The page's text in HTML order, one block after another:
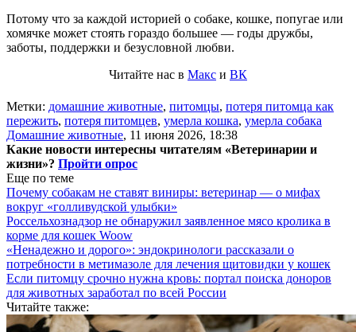
Потому что за каждой историей о собаке, кошке, попугае или
хомячке может стоять гораздо большее — годы дружбы,
заботы, поддержки и безусловной любви.
Читайте нас в Макс и ВК
Метки: домашние животные, питомцы, потеря питомца как
пережить, потеря питомцев, умерла кошка, умерла собака
Домашние животные, 11 июня 2026, 18:38
Какие новости интересны читателям «Ветеринарии и
жизни»? Пройти опрос
Еще по теме
Почему собакам не ставят виниры: ветеринар — о мифах
вокруг «голливудской улыбки»
Россельхознадзор не обнаружил заявленное мясо кролика в
корме для кошек Woow
«Ненадежно и дорого»: эндокринологи рассказали о
потребности в метимазоле для лечения щитовидки у кошек
Если питомцу срочно нужна кровь: портал поиска доноров
для животных заработал по всей России
Читайте также: